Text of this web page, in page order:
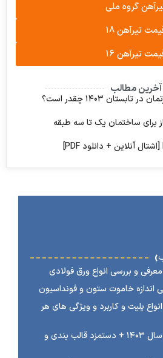
ملی
۱۸
۱۶
است؟
یک تا سه طبقه
انواع ورق فولادی
ستون و فونداسیون
و ویژگی های هر
آرماتوربندی در سال ۱۴۰۳ + دستمزد قالب بندی و